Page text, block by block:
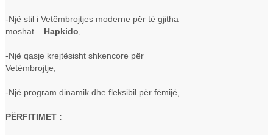
-Një stil i Vetëmbrojtjes moderne për të gjitha
moshat – Hapkido
-Një qasje krejtësisht shkencore për
Vetëmbrojtje,
-Një program dinamik dhe fleksibil për fëmijë,
PËRFITIMET :